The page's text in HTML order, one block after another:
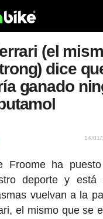
(el
dice
ganado
14/
Froome ha
deporte y está
vuelvan a la
el mismo que se